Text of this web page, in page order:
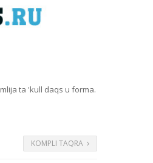
ta 'kull daqs u forma.
KOMPLI TAQRA